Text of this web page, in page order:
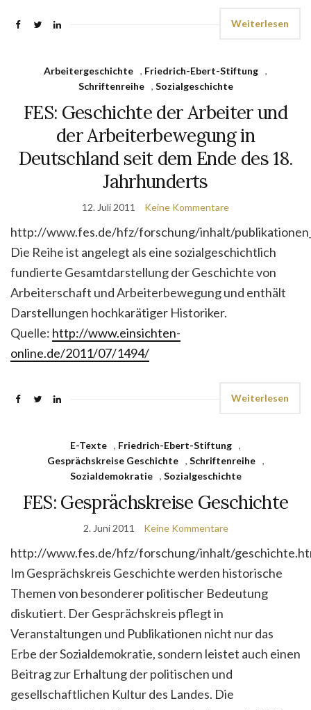
Weiterlesen
Arbeitergeschichte , Friedrich-Ebert-Stiftung ,
Schriftenreihe
, Sozialgeschichte
FES: Geschichte der Arbeiter und
der Arbeiterbewegung in
Deutschland seit dem Ende des 18.
Jahrhunderts
12. Juli 2011 Keine Kommentare
http://www.fes.de/hfz/forschung/inhalt/
Die Reihe ist angelegt als eine sozialgeschichtlich
fundierte Gesamtdarstellung der Geschichte von
Arbeiterschaft und Arbeiterbewegung und enthält
Darstellungen hochkarätiger Historiker.
Quelle: http://www.einsichten-
online.de/2011/07/1494/
Weiterlesen
E-Texte , Friedrich-Ebert-Stiftung ,
Gesprächskreise Geschichte
, Schriftenreihe
,
Sozialdemokratie
, Sozialgeschichte
FES: Gesprächskreise Geschichte
2. Juni 2011 Keine Kommentare
http://www.fes.de/hfz/forschung/inhalt/
Im Gesprächskreis Geschichte werden historische
Themen von besonderer politischer Bedeutung
diskutiert. Der Gesprächskreis pflegt in
Veranstaltungen und Publikationen nicht nur das
Erbe der Sozialdemokratie, sondern leistet auch einen
Beitrag zur Erhaltung der politischen und
gesellschaftlichen Kultur des Landes. Die